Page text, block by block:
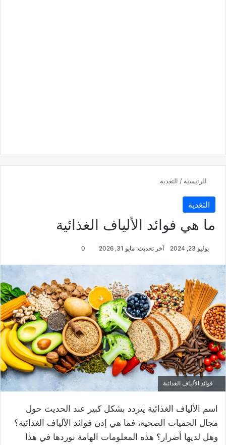
الرئيسية / التغدية
التغدية
ما هي فوائد الألياف الغذائية
يوليو 23, 2024 آخر تحديث: مايو 31, 2026 0
فوائد الألياف الغذائية
اسم الألياف الغذائية يتردد بشكل كبير عند الحديث حول
مجال الحميات الصحية، فما هي إذن فوائد الألياف الغذائية؟
وهل لديها أضرار؟ هذه المعلومات الهامة نوردها في هذا